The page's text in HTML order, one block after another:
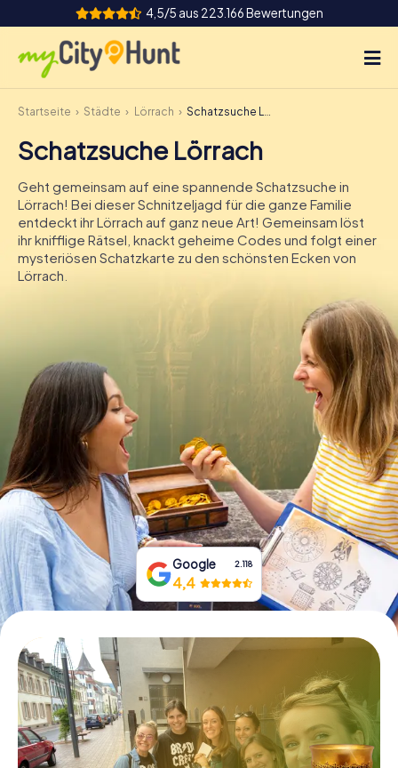
4,5/5 aus 223.166 Bewertungen
So funktioniert's
Städte
Touren
Teamevent
Tickets
DE
IE
IT
Tickets buchen
Gutscheine bestellen
Startseite Städte Lörrach Schatzsuche Lörrach
Schatzsuche Lörrach
Geht gemeinsam auf eine spannende Schatzsuche in
Lörrach! Bei dieser Schnitzeljagd für die ganze Familie
entdeckt ihr Lörrach auf ganz neue Art! Gemeinsam löst
ihr knifflige Rätsel, knackt geheime Codes und folgt einer
mysteriösen Schatzkarte zu den schönsten Ecken von
Lörrach.
Google 2.118
4,4